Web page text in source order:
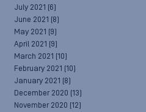
July 2021 (6)
June 2021 (8)
May 2021 (9)
April 2021 (9)
March 2021 (10)
February 2021 (10)
January 2021 (8)
December 2020 (13)
November 2020 (12)